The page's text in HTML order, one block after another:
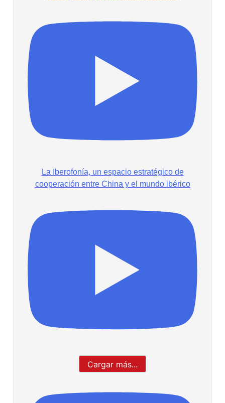
La Iberofonía, un espacio estratégico de
cooperación entre China y el mundo ibérico
Cargar más...